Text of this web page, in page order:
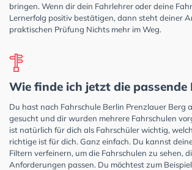
bringen. Wenn dir dein Fahrlehrer oder deine
Lernerfolg positiv bestätigen, dann steht deiner
praktischen Prüfung Nichts mehr im Weg.
Wie finde ich jetzt die passende
Du hast nach Fahrschule Berlin Prenzlauer Berg
gesucht und dir wurden mehrere Fahrschulen
ist natürlich für dich als Fahrschüler wichtig,
richtige ist für dich. Ganz einfach. Du kannst
Filtern verfeinern, um die Fahrschulen zu sehen,
Anforderungen passen. Du möchtest zum